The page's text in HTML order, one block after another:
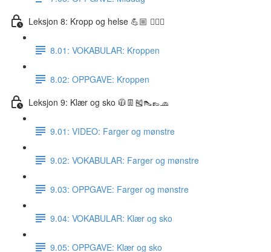
Leksjon 8: Kropp og helse 💪🏼 🏋🏽‍♀️
8.01: VOKABULAR: Kroppen
8.02: OPPGAVE: Kroppen
Leksjon 9: Klær og sko 🧥👖🎽👠👞🧢
9.01: VIDEO: Farger og mønstre
9.02: VOKABULAR: Farger og mønstre
9.03: OPPGAVE: Farger og mønstre
9.04: VOKABULAR: Klær og sko
9.05: OPPGAVE: Klær og sko